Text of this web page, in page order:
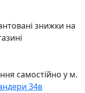
знижки на
самостійно у м.
34в